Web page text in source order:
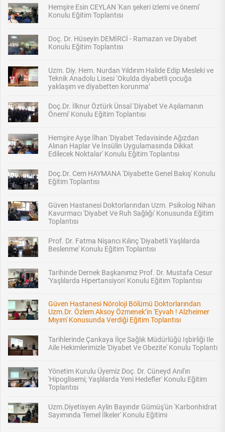
Hemşire Esin CEYLAN 'Kan şekeri izlemi ve önemi'
Konulu Eğitim Toplantısı
Doç. Dr. Hüseyin DEMİRCİ - Ramazan ve Diyabet
Konulu Eğitim Toplantısı
Uzm. Diy. Hem. Nurdan Yıldırım Halide Edip Mesleki ve
Teknik Anadolu Lisesi ‘Okulda diyabetli çocuğa
yaklaşım ve diyabetten korunma’
Doç.Dr. İlknur Öztürk Ünsal 'Diyabet Ve Aşılamanın
Önemi' Konulu Eğitim Toplantısı
Hemşire Ayşe İlhan 'Diyabet Tedavisinde Ağızdan
Alınan Haplar Ve İnsülin Uygulamasında Dikkat
Edilecek Noktalar' Konulu Eğitim Toplantısı
Doç.Dr. Cem HAYMANA 'Diyabette Genel Bakış' Konulu
Eğitim Toplantısı
Güven Hastanesi Doktorlarından Uzm. Psikolog Nihan
Kavurmacı 'Diyabet Ve Ruh Sağlığı' Konusunda Eğitim
Toplantısı
Prof. Dr. Fatma Nişancı Kılınç 'Diyabetli Yaşlılarda
Beslenme' Konulu Eğitim Toplantısı
Tarihinde Dernek Başkanımız Prof. Dr. Mustafa Cesur
'Yaşlılarda Hipertansiyon' Konulu Eğitim Toplantısı
Güven Hastanesi Nöroloji Bölümü Doktorlarından
Uzm.Dr. Özlem Aksoy Özmenek’in 'Eyvah ! Alzheimer
Mıyım' Konusunda Verdiği Eğitim Toplantısı
Tarihlerinde Çankaya İlçe Sağlık Müdürlüğü Işbirliği Ile
Aile Hekimlerimizle 'Diyabet Ve Obezite' Konulu Toplantı
Yönetim Kurulu Üyemiz Doç. Dr. Cüneyd Anıl'ın
'Hipoglisemi; Yaşlılarda Yeni Hedefler' Konulu Eğitim
Toplantısı
Uzm.Diyetisyen Aylin Bayındır Gümüş'ün 'Karbonhidrat
Sayımında Temel İlkeler' Konulu Eğitimi